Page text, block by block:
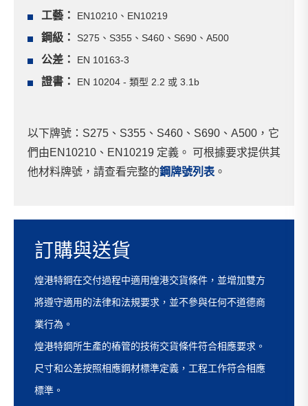
工藝： EN10210、EN10219
鋼級： S275、S355、S460、S690、A500
公差： EN 10163-3
證書： EN 10204 - 類型 2.2 或 3.1b
以下牌號：S275、S355、S460、S690、A500，它
們由EN10210、EN10219 定義。 可根據要求提供其
他材料牌號，請查看完整的鋼牌號列表 。
訂購與送貨
煌港特鋼在交付過程中適用煌港交貨條件，並增加雙方
將遵守適用的法律和法規要求，並不參與任何不道德商
業行為。
煌港特鋼所生產的樁管的技術交貨條件符合相應要求。
尺寸和公差按照相應鋼材標準定義，工程工作符合相應
標準。